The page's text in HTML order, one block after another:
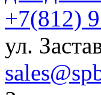
+7(812)
ул.